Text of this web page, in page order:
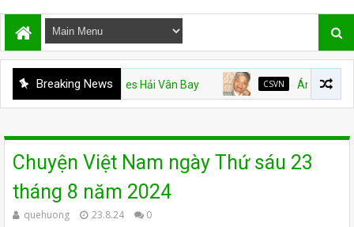
Breaking News
và Vinhomes Hải Vân Bay CSVN Án văn – Kỳ 9. Hết
Chuyện Việt Nam ngày Thứ sáu 23
tháng 8 năm 2024
quehuong 23.8.24 0